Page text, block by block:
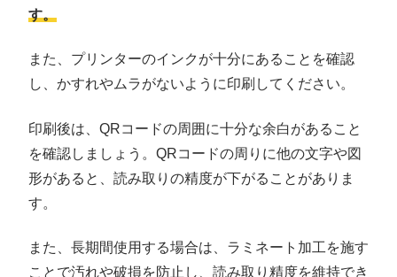
す。
また、プリンターのインクが十分にあることを確認
し、かすれやムラがないように印刷してください。
印刷後は、QRコードの周囲に十分な余白があること
を確認しましょう。QRコードの周りに他の文字や図
形があると、読み取りの精度が下がることがありま
す。
また、長期間使用する場合は、ラミネート加工を施す
ことで汚れや破損を防止し、読み取り精度を維持でき